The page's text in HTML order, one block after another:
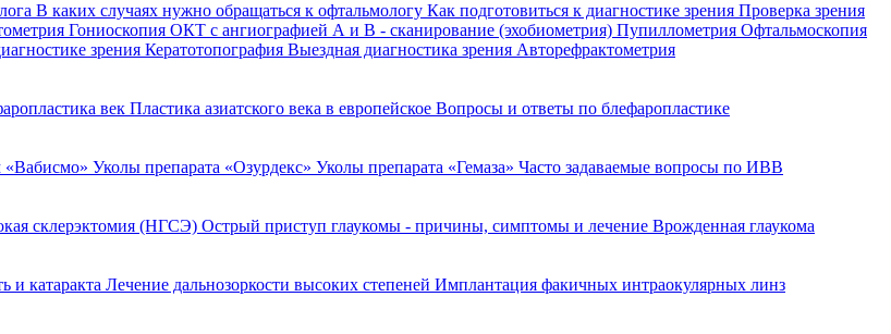
В каких случаях нужно обращаться к офтальмологу Как подготовиться к диагностике зрения Проверка зрения
Гониоскопия ОКТ с ангиографией А и В - сканирование (эхобиометрия) Пупиллометрия Офтальмоскопия
зрения Кератотопография Выездная диагностика зрения Авторефрактометрия
век Пластика азиатского века в европейское Вопросы и ответы по блефаропластике
«Вабисмо» Уколы препарата «Озурдекс» Уколы препарата «Гемаза» Часто задаваемые вопросы по ИВВ
склерэктомия (НГСЭ) Острый приступ глаукомы - причины, симптомы и лечение Врожденная глаукома
и катаракта Лечение дальнозоркости высоких степеней Имплантация факичных интраокулярных линз